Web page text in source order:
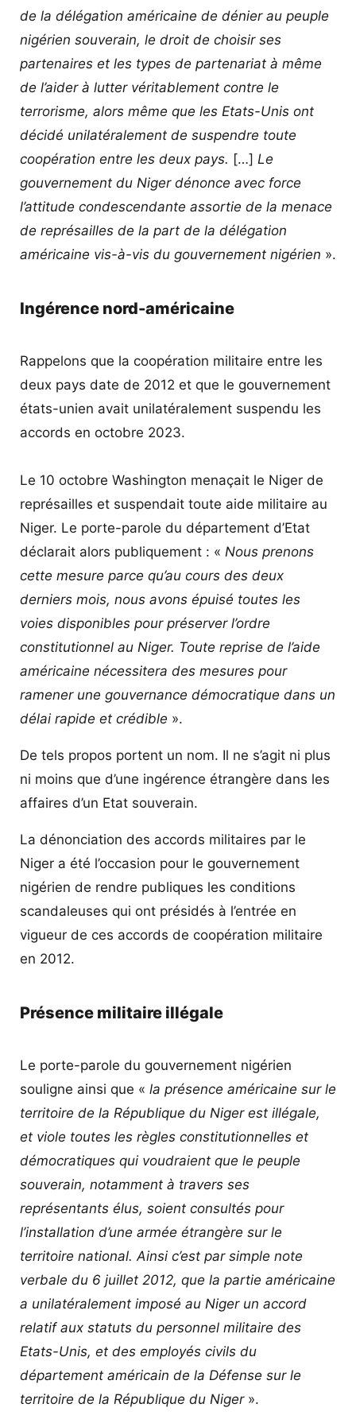
de la délégation américaine de dénier au peuple
nigérien souverain, le droit de choisir ses
partenaires et les types de partenariat à même
de l’aider à lutter véritablement contre le
terrorisme, alors même que les Etats-Unis ont
décidé unilatéralement de suspendre toute
coopération entre les deux pays. […] Le
gouvernement du Niger dénonce avec force
l’attitude condescendante assortie de la menace
de représailles de la part de la délégation
américaine vis-à-vis du gouvernement nigérien ».
Ingérence nord-américaine
Rappelons que la coopération militaire entre les
deux pays date de 2012 et que le gouvernement
états-unien avait unilatéralement suspendu les
accords en octobre 2023.
Le 10 octobre Washington menaçait le Niger de
représailles et suspendait toute aide militaire au
Niger. Le porte-parole du département d’Etat
déclarait alors publiquement : « Nous prenons
cette mesure parce qu’au cours des deux
derniers mois, nous avons épuisé toutes les
voies disponibles pour préserver l’ordre
constitutionnel au Niger. Toute reprise de l’aide
américaine nécessitera des mesures pour
ramener une gouvernance démocratique dans un
délai rapide et crédible ».
De tels propos portent un nom. Il ne s’agit ni plus
ni moins que d’une ingérence étrangère dans les
affaires d’un Etat souverain.
La dénonciation des accords militaires par le
Niger a été l’occasion pour le gouvernement
nigérien de rendre publiques les conditions
scandaleuses qui ont présidés à l’entrée en
vigueur de ces accords de coopération militaire
en 2012.
Présence militaire illégale
Le porte-parole du gouvernement nigérien
souligne ainsi que « la présence américaine sur le
territoire de la République du Niger est illégale,
et viole toutes les règles constitutionnelles et
démocratiques qui voudraient que le peuple
souverain, notamment à travers ses
représentants élus, soient consultés pour
l’installation d’une armée étrangère sur le
territoire national. Ainsi c’est par simple note
verbale du 6 juillet 2012, que la partie américaine
a unilatéralement imposé au Niger un accord
relatif aux statuts du personnel militaire des
Etats-Unis, et des employés civils du
département américain de la Défense sur le
territoire de la République du Niger».